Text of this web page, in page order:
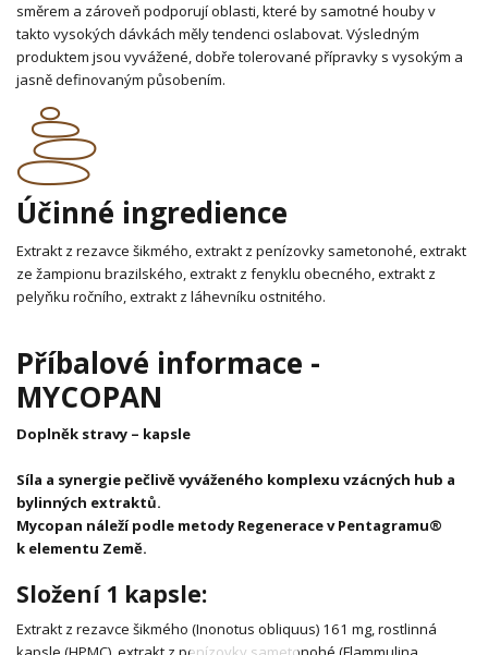
směrem a zároveň podporují oblasti, které by samotné houby v
takto vysokých dávkách měly tendenci oslabovat. Výsledným
produktem jsou vyvážené, dobře tolerované přípravky s vysokým a
jasně definovaným působením.
Účinné ingredience
Extrakt z rezavce šikmého, extrakt z penízovky sametonohé, extrakt
ze žampionu brazilského, extrakt z fenyklu obecného, extrakt z
pelyňku ročního, extrakt z láhevníku ostnitého.
Příbalové informace -
MYCOPAN
Doplněk stravy – kapsle
Síla a synergie pečlivě vyváženého komplexu vzácných hub a
bylinných extraktů.
Mycopan náleží podle metody Regenerace v Pentagramu®
k elementu Země.
Složení 1 kapsle:
Extrakt z rezavce šikmého (Inonotus obliquus) 161 mg, rostlinná